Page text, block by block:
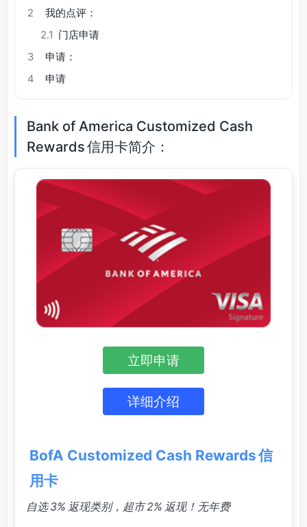
2
我的点评：
2.1 门店申请
3
申请：
4
申请
Bank of America Customized Cash
Rewards 信用卡简介：
立即申请
详细介绍
BofA Customized Cash Rewards 信
用卡
自选 3% 返现类别，超市 2% 返现！无年费